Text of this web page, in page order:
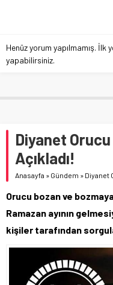
Henüz yorum yapılmamış. İlk
yapabilirsiniz.
Diyanet
Açıkladı!
Anasayfa » Gündem » Diyanet
Orucu bozan ve
Ramazan ayının
kişiler tarafından